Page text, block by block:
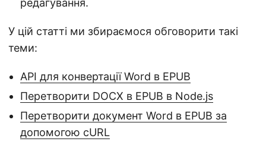
редагування.
У цій статті ми збираємося обговорити такі
теми:
API для конвертації Word в EPUB
Перетворити DOCX в EPUB в Node.js
Перетворити документ Word в EPUB за
допомогою cURL